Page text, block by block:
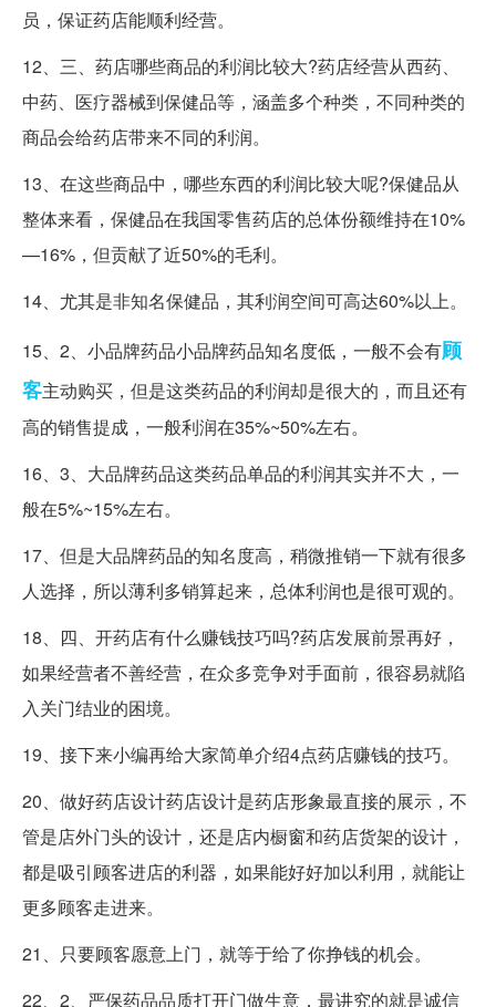
员，保证药店能顺利经营。
12、三、药店哪些商品的利润比较大?药店经营从西药、
中药、医疗器械到保健品等，涵盖多个种类，不同种类的
商品会给药店带来不同的利润。
13、在这些商品中，哪些东西的利润比较大呢?保健品从
整体来看，保健品在我国零售药店的总体份额维持在10%
—16%，但贡献了近50%的毛利。
14、尤其是非知名保健品，其利润空间可高达60%以上。
15、2、小品牌药品小品牌药品知名度低，一般不会有顾
客主动购买，但是这类药品的利润却是很大的，而且还有
高的销售提成，一般利润在35%~50%左右。
16、3、大品牌药品这类药品单品的利润其实并不大，一
般在5%~15%左右。
17、但是大品牌药品的知名度高，稍微推销一下就有很多
人选择，所以薄利多销算起来，总体利润也是很可观的。
18、四、开药店有什么赚钱技巧吗?药店发展前景再好，
如果经营者不善经营，在众多竞争对手面前，很容易就陷
入关门结业的困境。
19、接下来小编再给大家简单介绍4点药店赚钱的技巧。
20、做好药店设计药店设计是药店形象最直接的展示，不
管是店外门头的设计，还是店内橱窗和药店货架的设计，
都是吸引顾客进店的利器，如果能好好加以利用，就能让
更多顾客走进来。
21、只要顾客愿意上门，就等于给了你挣钱的机会。
22、2、严保药品品质打开门做生意，最讲究的就是诚信